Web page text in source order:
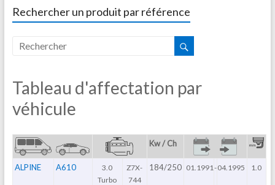
Rechercher un produit par référence
Tableau d'affectation par
véhicule
Kw / Ch
ALPINE A610
3.0
Turbo
Z7X-
744
184/250 01.1991-04.1995 1.0